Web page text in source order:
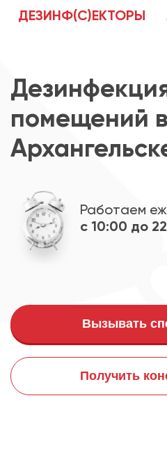
ДЕЗИНФ(С)ЕКТОРЫ
помещений в
Работаем
с 10:00 до
Вызывать
Получить